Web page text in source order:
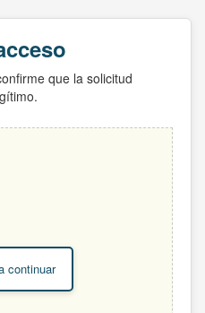
que la solicitud
continuar